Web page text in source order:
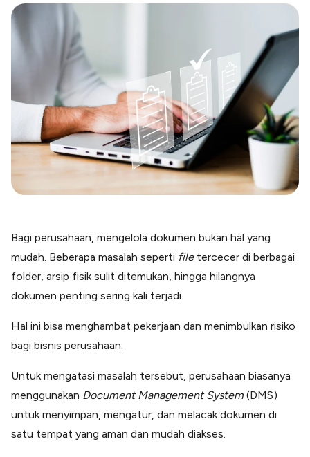
Paper Card
Satu kartu untuk bisnis & personal
Paper Horizon
Kartu korporat expense terlengkap
Solusi Industri
Food & Beverages
Health & Beauty
Terima Pembayaran Instan Dan CC
Open API
Integrasi sistem bisnis dengan API
Pencatatan Laporan Keuangan Gratis
Integrasi Accurate
Blog
Bagi perusahaan, mengelola dokumen bukan hal yang
mudah. Beberapa masalah seperti filetercecer di berbagai
folder, arsip fisik sulit ditemukan, hingga hilangnya
dokumen penting sering kali terjadi.
Hal ini bisa menghambat pekerjaan dan menimbulkan risiko
bagi bisnis perusahaan.
Untuk mengatasi masalah tersebut, perusahaan biasanya
menggunakan Document Management System (DMS)
untuk menyimpan, mengatur, dan melacak dokumen di
satu tempat yang aman dan mudah diakses.